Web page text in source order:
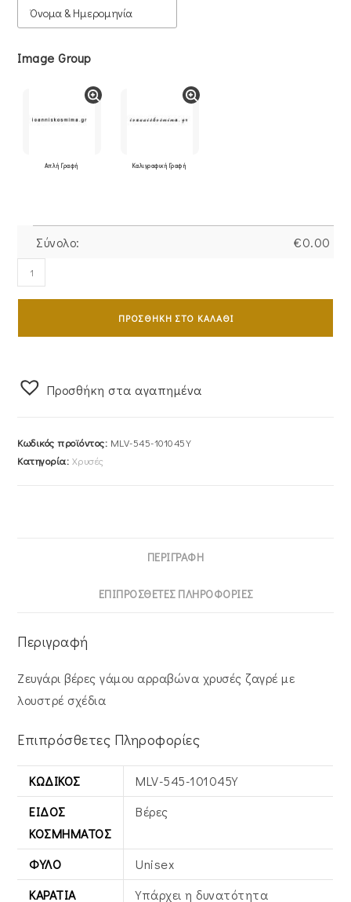
Image Group
Απλή Γραφή Καλιγραφική Γραφή
Σύνολο: €0.00
Ζευγάρι
Βέρες
Με
MLV-
545-
ΠΡΟΣΘΉΚΗ ΣΤΟ ΚΑΛΆΘΙ
Προσθήκη στα αγαπημένα
Κωδικός προϊόντος: MLV-545-101045Y
Κατηγορία: Χρυσές
ΠΕΡΙΓΡΑΦΉ
ΕΠΙΠΡΌΣΘΕΤΕΣ ΠΛΗΡΟΦΟΡΊΕΣ
Περιγραφή
Ζευγάρι βέρες γάμου αρραβώνα χρυσές ζαγρέ με
λουστρέ σχέδια
Επιπρόσθετες Πληροφορίες
ΚΩΔΙΚΌΣ
MLV-545-101045Y
ΕΊΔΟΣ
ΚΟΣΜΉΜΑΤΟΣ
Βέρες
ΦΎΛΟ
Unisex
ΚΑΡΆΤΙΑ
Υπάρχει η δυνατότητα